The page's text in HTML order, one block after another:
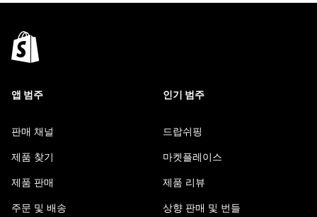
앱 범주
판매 채널
제품 찾기
제품 판매
주문 및 배송
인기 범주
드랍쉬핑
마켓플레이스
제품 리뷰
상향 판매 및 번들